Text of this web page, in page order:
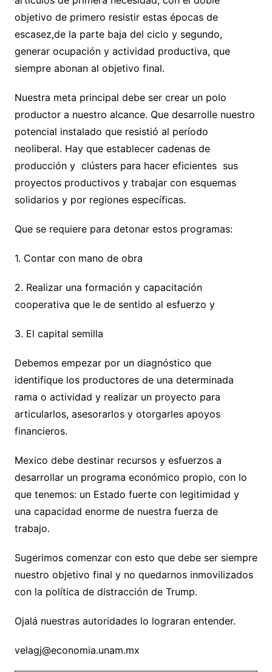
objetivo de primero resistir estas épocas de
escasez,de la parte baja del ciclo y segundo,
generar ocupación y actividad productiva, que
siempre abonan al objetivo final.
Nuestra meta principal debe ser crear un polo
productor a nuestro alcance. Que desarrolle nuestro
potencial instalado que resistió al período
neoliberal. Hay que establecer cadenas de
producción y clústers para hacer eficientes sus
proyectos productivos y trabajar con esquemas
solidarios y por regiones específicas.
Que se requiere para detonar estos programas:
1. Contar con mano de obra
2. Realizar una formación y capacitación
cooperativa que le de sentido al esfuerzo y
3. El capital semilla
Debemos empezar por un diagnóstico que
identifique los productores de una determinada
rama o actividad y realizar un proyecto para
articularlos, asesorarlos y otorgarles apoyos
financieros.
Mexico debe destinar recursos y esfuerzos a
desarrollar un programa económico propio, con lo
que tenemos: un Estado fuerte con legitimidad y
una capacidad enorme de nuestra fuerza de
trabajo.
Sugerimos comenzar con esto que debe ser siempre
nuestro objetivo final y no quedarnos inmovilizados
con la política de distracción de Trump.
Ojalá nuestras autoridades lo lograran entender.
velagj@economia.unam.mx